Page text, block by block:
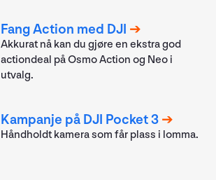
Fang Action med DJI
Akkurat nå kan du gjøre en ekstra god
actiondeal på Osmo Action og Neo i
utvalg.
Kampanje på DJI Pocket 3
Håndholdt kamera som får plass i lomma.